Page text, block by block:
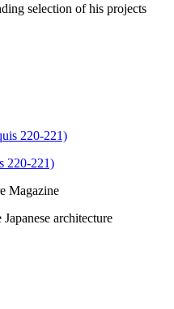
selection of his projects
220-221)
Magazine
architecture